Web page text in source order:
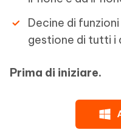
Decine di
gestione di tutti i
Prima di iniziare.